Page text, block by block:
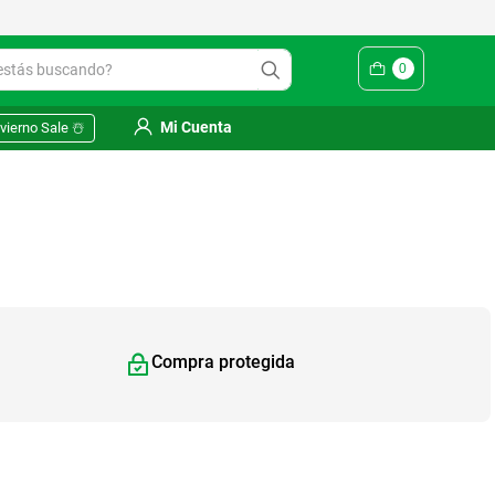
buscando? 0
Sale ☃️ Mi Cuenta
Compra protegida